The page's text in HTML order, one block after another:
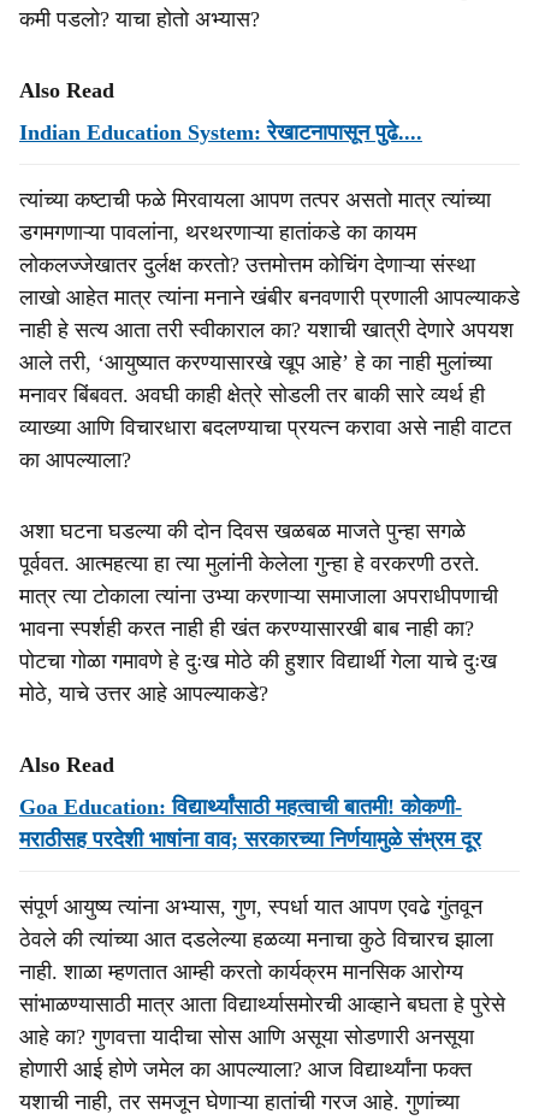
कमी पडलो? याचा होतो अभ्यास?
Also Read
Indian Education System: रेखाटनापासून पुढे....
त्यांच्या कष्टाची फळे मिरवायला आपण तत्पर असतो मात्र त्यांच्या
डगमगणाऱ्या पावलांना, थरथरणाऱ्या हातांकडे का कायम
लोकलज्जेखातर दुर्लक्ष करतो? उत्तमोत्तम कोचिंग देणाऱ्या संस्था
लाखो आहेत मात्र त्यांना मनाने खंबीर बनवणारी प्रणाली आपल्याकडे
नाही हे सत्य आता तरी स्वीकाराल का? यशाची खात्री देणारे अपयश
आले तरी, ‘आयुष्यात करण्यासारखे खूप आहे’ हे का नाही मुलांच्या
मनावर बिंबवत. अवघी काही क्षेत्रे सोडली तर बाकी सारे व्यर्थ ही
व्याख्या आणि विचारधारा बदलण्याचा प्रयत्न करावा असे नाही वाटत
का आपल्याला?
अशा घटना घडल्या की दोन दिवस खळबळ माजते पुन्हा सगळे
पूर्ववत. आत्महत्या हा त्या मुलांनी केलेला गुन्हा हे वरकरणी ठरते.
मात्र त्या टोकाला त्यांना उभ्या करणाऱ्या समाजाला अपराधीपणाची
भावना स्पर्शही करत नाही ही खंत करण्यासारखी बाब नाही का?
पोटचा गोळा गमावणे हे दुःख मोठे की हुशार विद्यार्थी गेला याचे दुःख
मोठे, याचे उत्तर आहे आपल्याकडे?
Also Read
Goa Education: विद्यार्थ्यांसाठी महत्वाची बातमी! कोकणी-
मराठीसह परदेशी भाषांना वाव; सरकारच्या निर्णयामुळे संभ्रम दूर
संपूर्ण आयुष्य त्यांना अभ्यास, गुण, स्पर्धा यात आपण एवढे गुंतवून
ठेवले की त्यांच्या आत दडलेल्या हळव्या मनाचा कुठे विचारच झाला
नाही. शाळा म्हणतात आम्ही करतो कार्यक्रम मानसिक आरोग्य
सांभाळण्यासाठी मात्र आता विद्यार्थ्यासमोरची आव्हाने बघता हे पुरेसे
आहे का? गुणवत्ता यादीचा सोस आणि असूया सोडणारी अनसूया
होणारी आई होणे जमेल का आपल्याला? आज विद्यार्थ्यांना फक्त
यशाची नाही, तर समजून घेणाऱ्या हातांची गरज आहे. गुणांच्या